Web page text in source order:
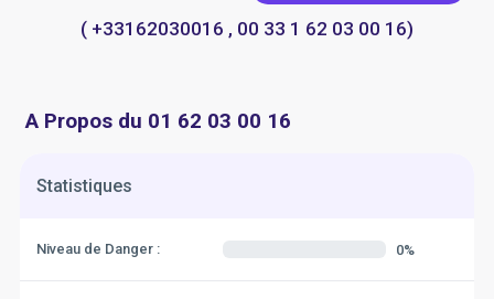
( +33162030016 , 00 33 1 62 03 00 16)
A Propos du 01 62 03 00 16
Statistiques
Niveau de Danger : 0%